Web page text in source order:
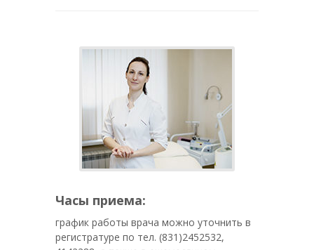
Часы приема:
график работы врача можно уточнить в
регистратуре по тел. (831)2452532,